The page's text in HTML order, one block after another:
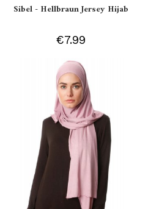
Sibel - Hellbraun Jersey Hijab
€7.99